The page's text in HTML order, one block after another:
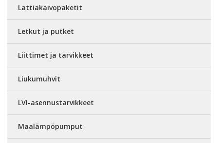
Lattiakaivopaketit
Letkut ja putket
Liittimet ja tarvikkeet
Liukumuhvit
LVI-asennustarvikkeet
Maalämpöpumput